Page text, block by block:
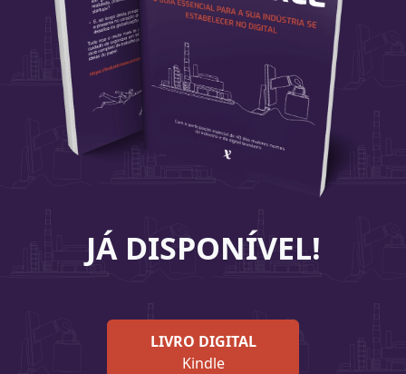
JÁ DISPONÍVEL!
LIVRO DIGITAL
Kindle